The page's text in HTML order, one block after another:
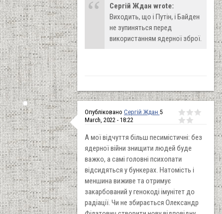
Сергій Ждан wrote:
Виходить, що і Путін, і Байден
не зупиняться перед
використанням ядерної зброї.
Опубліковано Сергій Ждан 5
March, 2022 - 18:22
А мої відчуття більш песимістичні: без
ядерної війни знищити людей буде
важко, а самі головні психопати
відсидяться у бункерах. Натомість і
меншина виживе та отримує
закарбований у генокоді імунітет до
радіації. Чи не збирається Олександр